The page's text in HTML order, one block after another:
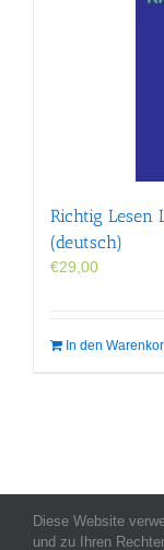
Richtig Lesen
(deutsch)
€29,00
In den
Allgemeine
Diese Website
und zu Ihren